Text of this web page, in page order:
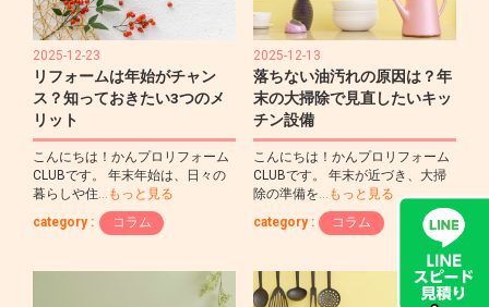
2025-12-23
リフォームは年始がチャン
ス？知っておきたい3つのメ
リット
こんにちは！かんプロリフォーム
CLUBです。 年末年始は、日々の
暮らしや住 …もっと見る
category :
コラム
2025-12-13
落ちない油汚れの原因は？年
末の大掃除で見直したいキッ
チン設備
こんにちは！かんプロリフォーム
CLUBです。 年末が近づき、大掃
除の準備を …もっと見る
category :
コラム